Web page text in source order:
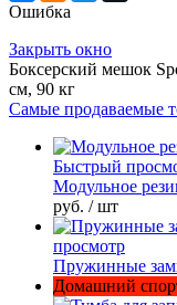
Ошибка
Закрыть окно
Боксерский мешок
см, 90 кг
Самые продаваемые
Быстрый
Модульное
руб. / шт
просмотр
Пружинные
Домашний